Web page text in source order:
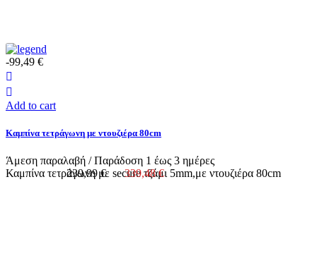
-99,49 €
Add to cart
Καμπίνα τετράγωνη με ντουζιέρα 80cm
Άμεση παραλαβή / Παράδoση 1 έως 3 ημέρες
239,99 €
339,48 €
Καμπίνα τετράγωνη με secure τζάμι 5mm,με ντουζιέρα 80cm